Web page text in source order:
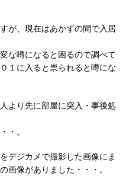
が、現在はあかずの間で入居
な噂になると困るので調べて
１に入ると祟られると噂にな
より先に部屋に突入・事後処
・。
デジカメで撮影した画像にま
画像がありました・・・。